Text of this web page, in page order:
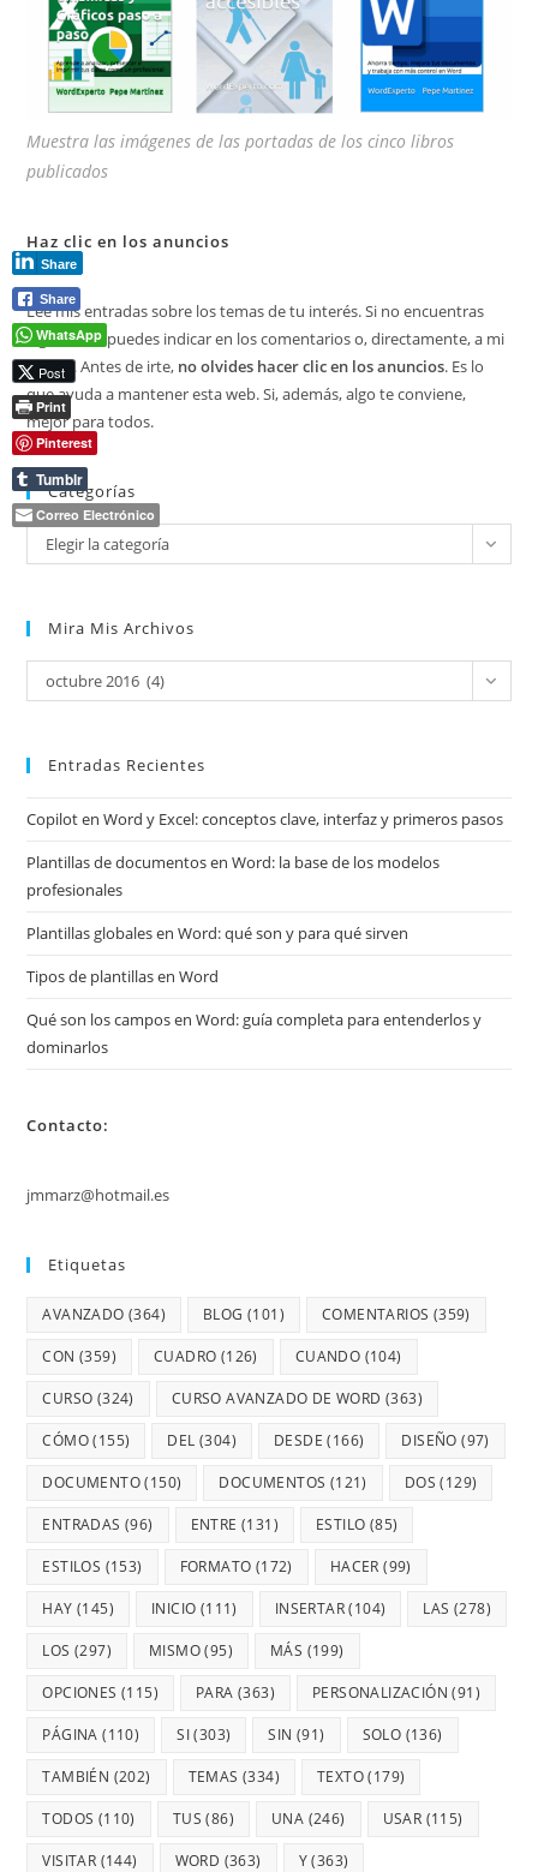
Muestra las imágenes de las portadas de los cinco libros
publicados
Haz clic en los anuncios
Lee mis entradas sobre los temas de tu interés. Si no encuentras
algo, me lo puedes indicar en los comentarios o, directamente, a mi
correo. Antes de irte, no olvides hacer clic en los anuncios. Es lo
que ayuda a mantener esta web. Si, además, algo te conviene,
mejor para todos.
Categorías
Categorías
Elegir la categoría
Mira Mis Archivos
Mira
mis
octubre 2016 (4)
Entradas Recientes
Copilot en Word y Excel: conceptos clave, interfaz y primeros pasos
Plantillas de documentos en Word: la base de los modelos
profesionales
Plantillas globales en Word: qué son y para qué sirven
Tipos de plantillas en Word
Qué son los campos en Word: guía completa para entenderlos y
dominarlos
Contacto:
jmmarz@hotmail.es
Etiquetas
AVANZADO (364) BLOG (101) COMENTARIOS (359)
CON (359) CUADRO (126) CUANDO (104)
CURSO (324) CURSO AVANZADO DE WORD (363)
CÓMO(155) DEL (304) DESDE (166) DISEÑO (97)
DOCUMENTO(150) DOCUMENTOS (121) DOS (129)
ENTRADAS (96) ENTRE (131) ESTILO (85)
ESTILOS (153) FORMATO (172) HACER (99)
HAY (145) INICIO (111) INSERTAR(104) LAS (278)
LOS (297) MISMO(95) MÁS (199)
OPCIONES (115) PARA (363) PERSONALIZACIÓN (91)
PÁGINA (110) SI(303) SIN (91) SOLO (136)
TAMBIÉN (202) TEMAS (334) TEXTO(179)
TODOS (110) TUS (86) UNA (246) USAR (115)
VISITAR (144) WORD (363) Y(363)
Share
Share
WhatsApp
Post
Print
Pinterest
Tumblr
Correo Electrónico